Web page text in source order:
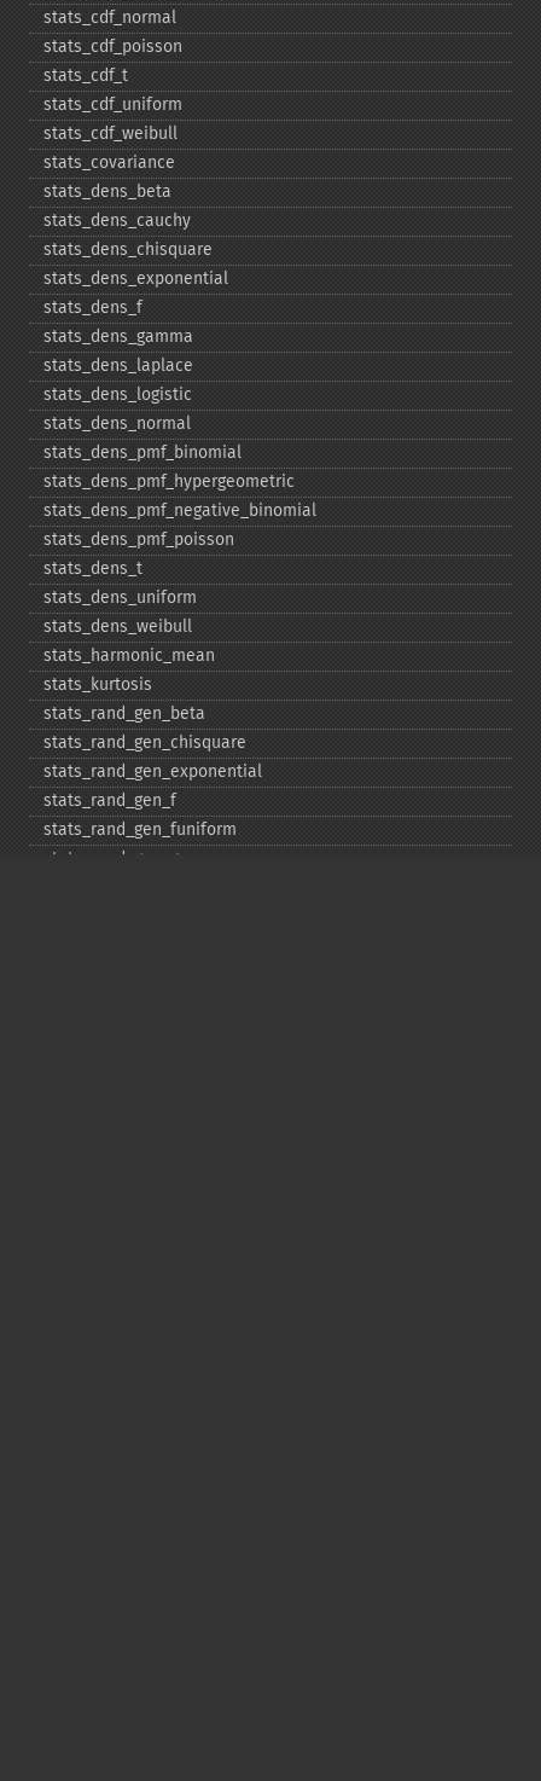
stats_​cdf_​normal
stats_​cdf_​poisson
stats_​cdf_​t
stats_​cdf_​uniform
stats_​cdf_​weibull
stats_​covariance
stats_​dens_​beta
stats_​dens_​cauchy
stats_​dens_​chisquare
stats_​dens_​exponential
stats_​dens_​f
stats_​dens_​gamma
stats_​dens_​laplace
stats_​dens_​logistic
stats_​dens_​normal
stats_​dens_​pmf_​binomial
stats_​dens_​pmf_​hypergeometric
stats_​dens_​pmf_​negative_​binomial
stats_​dens_​pmf_​poisson
stats_​dens_​t
stats_​dens_​uniform
stats_​dens_​weibull
stats_​harmonic_​mean
stats_​kurtosis
stats_​rand_​gen_​beta
stats_​rand_​gen_​chisquare
stats_​rand_​gen_​exponential
stats_​rand_​gen_​f
stats_​rand_​gen_​funiform
stats_​rand_​gen_​gamma